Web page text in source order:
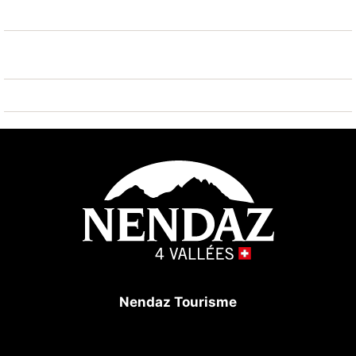
sont également proposés à la location dans cette
Nendaz Tourisme